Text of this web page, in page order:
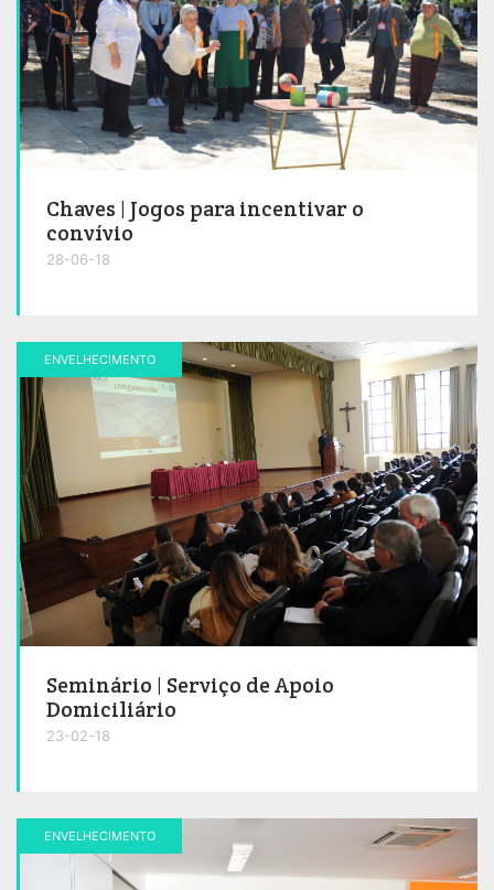
Chaves | Jogos para incentivar o
convívio
28-06-18
ENVELHECIMENTO
Seminário | Serviço de Apoio
Domiciliário
23-02-18
ENVELHECIMENTO